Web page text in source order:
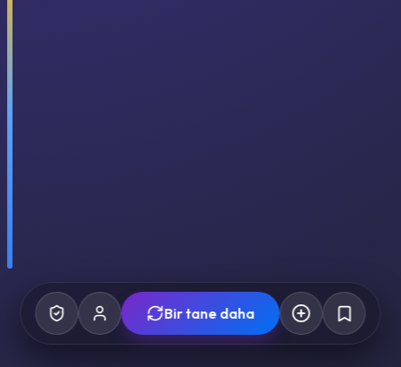
Bir tane daha